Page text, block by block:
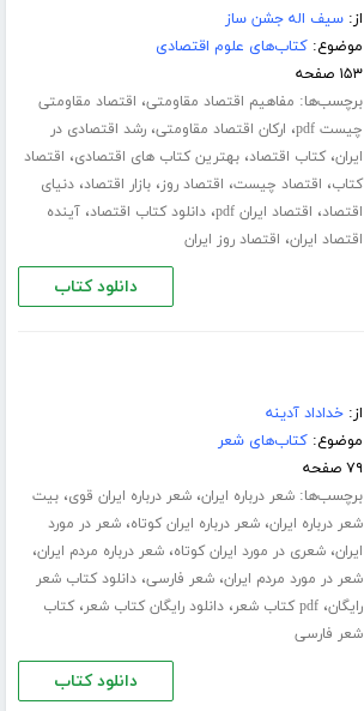
از:سیف اله جشن ساز
موضوع:کتاب‌های علوم اقتصادی
۱۵۳ صفحه
برچسب‌ها: مفاهیم اقتصاد مقاومتی، اقتصاد مقاومتی
چیست pdf
، ارکان اقتصاد مقاومتی،رشد اقتصادی در
ایران،کتاب اقتصاد،بهترین کتاب های اقتصادی، اقتصاد
کتاب، اقتصاد چیست، اقتصاد روز،بازار اقتصاد،دنیای
اقتصاد، اقتصاد ایران pdf ،دانلود کتاب اقتصاد،آینده
اقتصاد ایران، اقتصاد روز ایران
دانلود کتاب
از:خداداد آدینه
موضوع:کتاب‌های شعر
۷۹ صفحه
برچسب‌ها:شعر درباره ایران،شعر درباره ایران قوی،بیت
شعر درباره ایران،شعر درباره ایران کوتاه،شعر در مورد
ایران،شعری در مورد ایران کوتاه،شعر درباره مردم ایران،
شعر در مورد مردم ایران،شعر فارسی،دانلود کتاب شعر
رایگان،pdf کتاب شعر ،دانلود رایگان کتاب شعر،کتاب
شعر فارسی
دانلود کتاب